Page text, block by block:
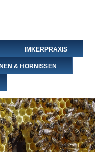
IMKERPRAXIS
& HORNISSEN